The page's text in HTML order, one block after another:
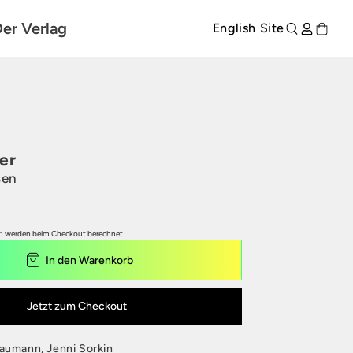
Verlag English Site
entdecken
werden beim Checkout berechnet
In den Warenkorb
Jetzt zum Checkout
Jenni Sorkin